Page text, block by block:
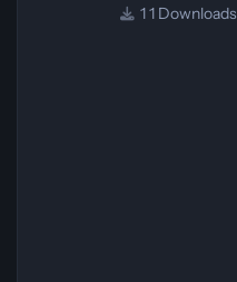
1 Downloads